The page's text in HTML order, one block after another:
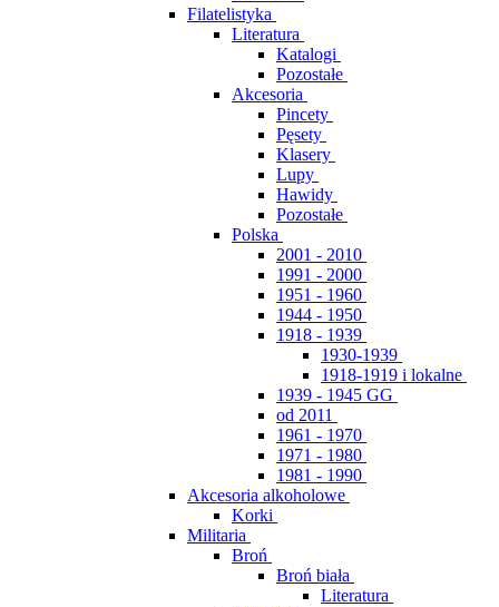
Filatelistyka
Literatura
Katalogi
Pozostałe
Akcesoria
Pincety
Pęsety
Klasery
Lupy
Hawidy
Pozostałe
Polska
2001 - 2010
1991 - 2000
1951 - 1960
1944 - 1950
1918 - 1939
1930-1939
1918-1919 i lokalne
1939 - 1945 GG
od 2011
1961 - 1970
1971 - 1980
1981 - 1990
Akcesoria alkoholowe
Korki
Militaria
Broń
Broń biała
Literatura